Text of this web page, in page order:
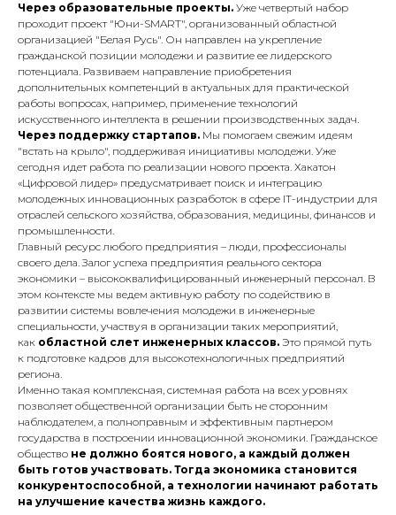
Через образовательные проекты. Уже четвертый набор
проходит проект "Юни-SMART", организованный областной
организацией "Белая Русь". Он направлен на укрепление
гражданской позиции молодежи и развитие ее лидерского
потенциала. Развиваем направление приобретения
дополнительных компетенций в актуальных для практической
работы вопросах, например, применение технологий
искусственного интеллекта в решении производственных задач.
Через поддержку стартапов. Мы помогаем свежим идеям
"встать на крыло", поддерживая инициативы молодежи. Уже
сегодня идет работа по реализации нового проекта. Хакатон
«Цифровой лидер» предусматривает поиск и интеграцию
молодежных инновационных разработок в сфере IT-индустрии для
отраслей сельского хозяйства, образования, медицины, финансов и
промышленности.
Главный ресурс любого предприятия – люди, профессионалы
своего дела. Залог успеха предприятия реального сектора
экономики – высококвалифицированный инженерный персонал. В
этом контексте мы ведем активную работу по содействию в
развитии системы вовлечения молодежи в инженерные
специальности, участвуя в организации таких мероприятий,
как областной слет инженерных классов. Это прямой путь
к подготовке кадров для высокотехнологичных предприятий
региона.
Именно такая комплексная, системная работа на всех уровнях
позволяет общественной организации быть не сторонним
наблюдателем, а полноправным и эффективным партнером
государства в построении инновационной экономики. Гражданское
общество не должно боятся нового, а каждый должен
быть готов участвовать. Тогда экономика становится
конкурентоспособной, а технологии начинают работать
на улучшение качества жизнь каждого.